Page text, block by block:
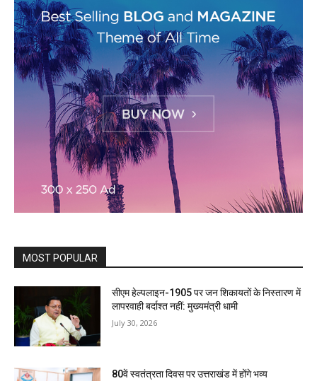
MOST POPULAR
सीएम हेल्पलाइन-1905 पर जन शिकायतों के निस्तारण में
लापरवाही बर्दाश्त नहीं: मुख्यमंत्री धामी
July 30, 2026
80वें स्वतंत्रता दिवस पर उत्तराखंड में होंगे भव्य